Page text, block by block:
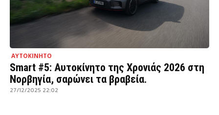
ΑΥΤΟΚΙΝΗΤΟ
Smart #5: Αυτοκίνητο της Χρονιάς 2026 στη
Νορβηγία, σαρώνει τα βραβεία.
27/12/2025 22:02